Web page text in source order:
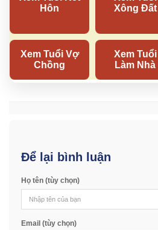
Để lại bình luận
Họ tên (tùy chọn)
Email (tùy chọn)